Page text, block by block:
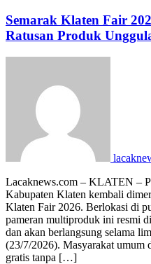
Semarak Klaten Fair
Ratusan Produk
Lacaknews.com – KLATEN –
Kabupaten Klaten kembali
Klaten Fair 2026. Berlokasi di
pameran multiproduk ini resmi
dan akan berlangsung selama
(23/7/2026). Masyarakat umum
gratis tanpa […]